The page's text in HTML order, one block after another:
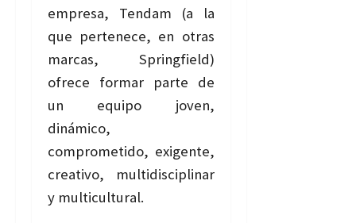
empresa, Tendam (a la
que pertenece, en otras
marcas, Springfield)
ofrece formar parte de
un equipo joven,
dinámico,
comprometido, exigente,
creativo, multidisciplinar
y multicultural.